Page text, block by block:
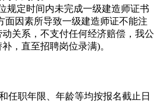
定时间内未完成一级建造师证书
面因素所导致一级建造师证不能注
关系，不支付任何经济赔偿，我公
，直至招聘岗位录满)。
职年限、年龄等均按报名截止日